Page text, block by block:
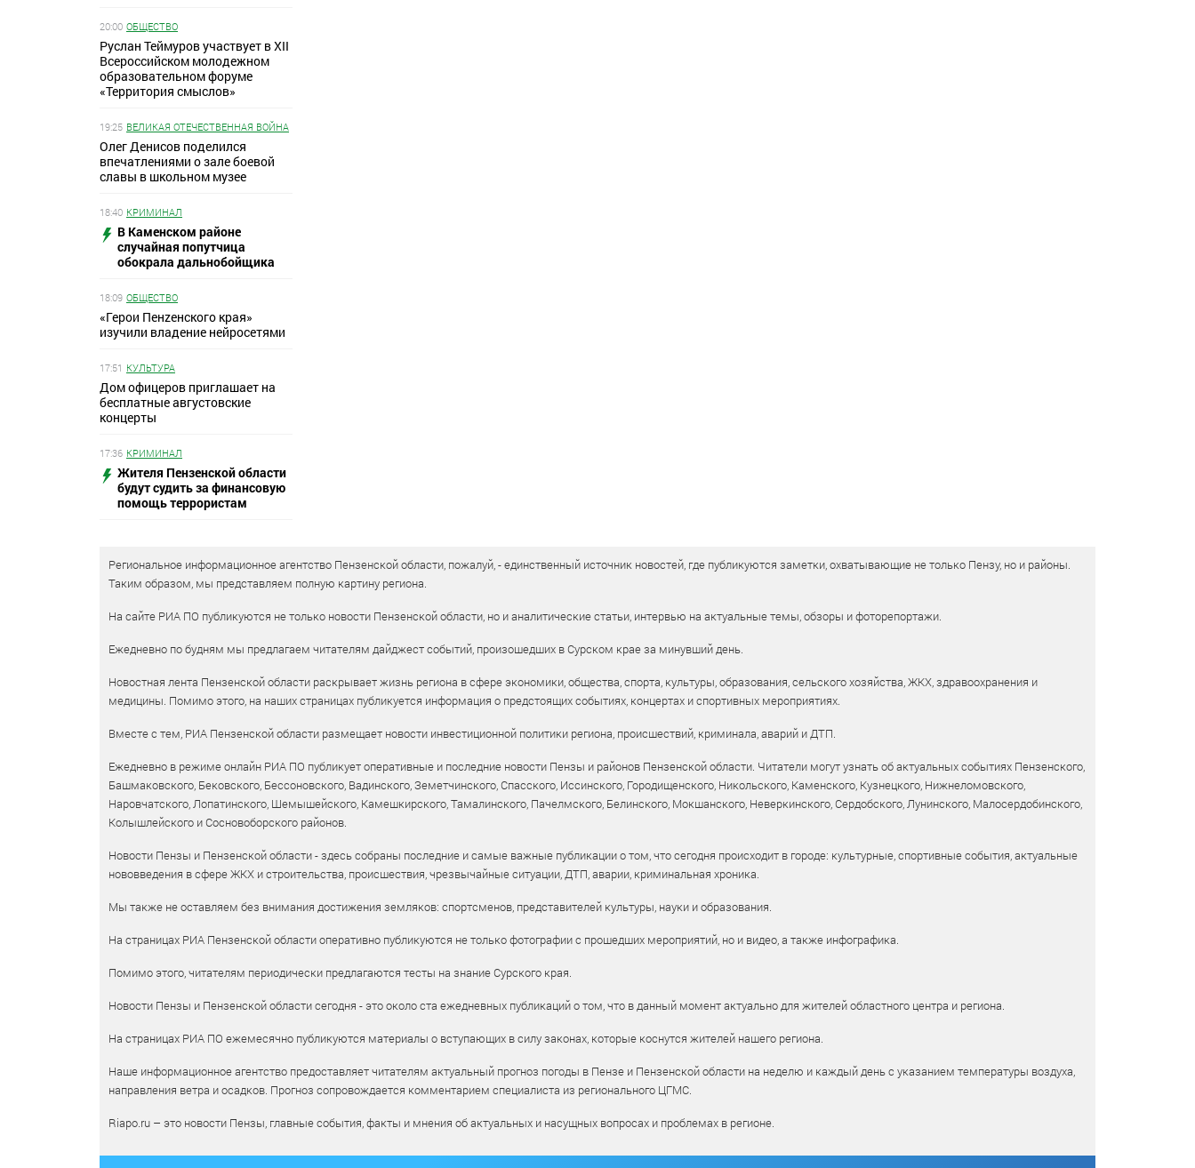
20:00 ОБЩЕСТВО
Руслан Теймуров участвует в XII
Всероссийском молодежном
образовательном форуме
«Территория смыслов»
19:25 ВЕЛИКАЯ ОТЕЧЕСТВЕННАЯ ВОЙНА
Олег Денисов поделился
впечатлениями о зале боевой
славы в школьном музее
18:40 КРИМИНАЛ
В Каменском районе
случайная попутчица
обокрала дальнобойщика
18:09 ОБЩЕСТВО
«Герои Пенzенского края»
изучили владение нейросетями
17:51 КУЛЬТУРА
Дом офицеров приглашает на
бесплатные августовские
концерты
17:36 КРИМИНАЛ
Жителя Пензенской области
будут судить за финансовую
помощь террористам
Региональное информационное агентство Пензенской области, пожалуй, - единственный источник новостей, где публикуются заметки, охватывающие не только Пензу, но и районы.
Таким образом, мы представляем полную картину региона.
На сайте РИА ПО публикуются не только новости Пензенской области, но и аналитические статьи, интервью на актуальные темы, обзоры и фоторепортажи.
Ежедневно по будням мы предлагаем читателям дайджест событий, произошедших в Сурском крае за минувший день.
Новостная лента Пензенской области раскрывает жизнь региона в сфере экономики, общества, спорта, культуры, образования, сельского хозяйства, ЖКХ, здравоохранения и
медицины. Помимо этого, на наших страницах публикуется информация о предстоящих событиях, концертах и спортивных мероприятиях.
Вместе с тем, РИА Пензенской области размещает новости инвестиционной политики региона, происшествий, криминала, аварий и ДТП.
Ежедневно в режиме онлайн РИА ПО публикует оперативные и последние новости Пензы и районов Пензенской области. Читатели могут узнать об актуальных событиях Пензенского,
Башмаковского, Бековского, Бессоновского, Вадинского, Земетчинского, Спасского, Иссинского, Городищенского, Никольского, Каменского, Кузнецкого, Нижнеломовского,
Наровчатского, Лопатинского, Шемышейского, Камешкирского, Тамалинского, Пачелмского, Белинского, Мокшанского, Неверкинского, Сердобского, Лунинского, Малосердобинского,
Колышлейского и Сосновоборского районов.
Новости Пензы и Пензенской области - здесь собраны последние и самые важные публикации о том, что сегодня происходит в городе: культурные, спортивные события, актуальные
нововведения в сфере ЖКХ и строительства, происшествия, чрезвычайные ситуации, ДТП, аварии, криминальная хроника.
Мы также не оставляем без внимания достижения земляков: спортсменов, представителей культуры, науки и образования.
На страницах РИА Пензенской области оперативно публикуются не только фотографии с прошедших мероприятий, но и видео, а также инфографика.
Помимо этого, читателям периодически предлагаются тесты на знание Сурского края.
Новости Пензы и Пензенской области сегодня - это около ста ежедневных публикаций о том, что в данный момент актуально для жителей областного центра и региона.
На страницах РИА ПО ежемесячно публикуются материалы о вступающих в силу законах, которые коснутся жителей нашего региона.
Наше информационное агентство предоставляет читателям актуальный прогноз погоды в Пензе и Пензенской области на неделю и каждый день с указанием температуры воздуха,
направления ветра и осадков. Прогноз сопровождается комментарием специалиста из регионального ЦГМС.
Riapo.ru – это новости Пензы, главные события, факты и мнения об актуальных и насущных вопросах и проблемах в регионе.